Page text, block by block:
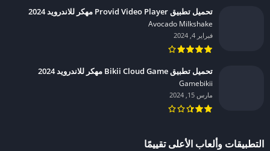
تحميل تطبيق Provid Video Player مهكر للاندرويد 2024
Avocado Milkshake‏
فبراير 4, 2024
تحميل تطبيق Bikii Cloud Game مهكر للاندرويد 2024
Gamebikii‏
مارس 15, 2024
التطبيقات وألعاب الأعلى تقييمًا